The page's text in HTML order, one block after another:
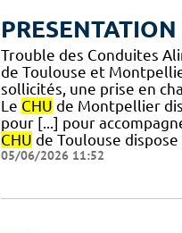
Trouble des Conduites
de Toulouse et
sollicités, une prise en
Le CHU de Montpellier
pour [...] pour
CHU de Toulouse
05/06/2026 11:52